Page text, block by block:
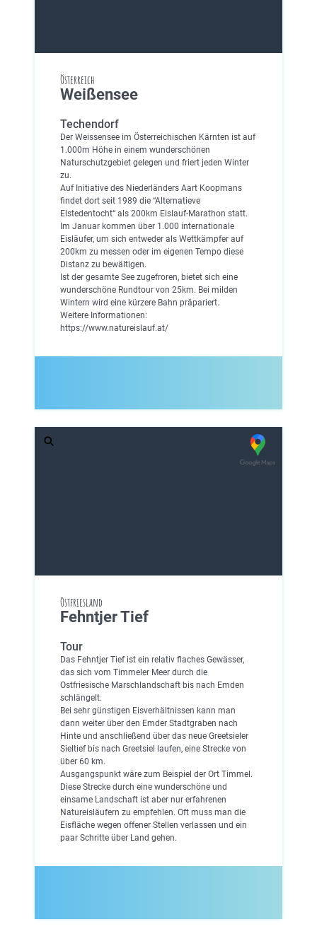
Österreich
Weißensee
Techendorf
Der Weissensee im Österreichischen Kärnten ist auf
1.000m Höhe in einem wunderschönen
Naturschutzgebiet gelegen und friert jeden Winter
zu.
Auf Initiative des Niederländers Aart Koopmans
findet dort seit 1989 die “Alternatieve
Elstedentocht“ als 200km Eislauf-Marathon statt.
Im Januar kommen über 1.000 internationale
Eisläufer, um sich entweder als Wettkämpfer auf
200km zu messen oder im eigenen Tempo diese
Distanz zu bewältigen.
Ist der gesamte See zugefroren, bietet sich eine
wunderschöne Rundtour von 25km. Bei milden
Wintern wird eine kürzere Bahn präpariert.
Weitere Informationen:
https://www.natureislauf.at/
Ostfriesland
Fehntjer Tief
Tour
Das Fehntjer Tief ist ein relativ flaches Gewässer,
das sich vom Timmeler Meer durch die
Ostfriesische Marschlandschaft bis nach Emden
schlängelt.
Bei sehr günstigen Eisverhältnissen kann man
dann weiter über den Emder Stadtgraben nach
Hinte und anschließend über das neue Greetsieler
Sieltief bis nach Greetsiel laufen, eine Strecke von
über 60 km.
Ausgangspunkt wäre zum Beispiel der Ort Timmel.
Diese Strecke durch eine wunderschöne und
einsame Landschaft ist aber nur erfahrenen
Natureisläufern zu empfehlen. Oft muss man die
Eisfläche wegen offener Stellen verlassen und ein
paar Schritte über Land gehen.